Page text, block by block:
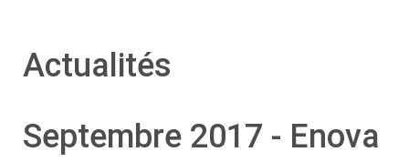
Actualités
Septembre 2017 - Enova